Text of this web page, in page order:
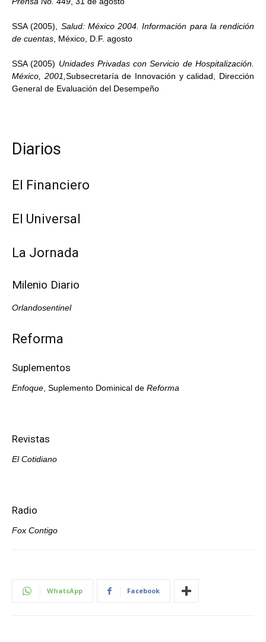
SSA (2005), Salud: México 2004. Información para la rendición
de cuentas , México, D.F. agosto
SSA (2005) Unidades Privadas con Servicio de Hospitalización.
México, 2001, Subsecretaría de Innovación y calidad, Dirección
General de Evaluación del Desempeño
Diarios
El Financiero
El Universal
La Jornada
Milenio Diario
Orlandosentinel
Reforma
Suplementos
Enfoque , Suplemento Dominical de Reforma
Revistas
El Cotidiano
Radio
Fox Contigo
WhatsApp Facebook